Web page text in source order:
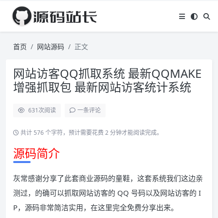
首页 网站源码 正文
网站访客QQ抓取系统 最新QQMAKE
增强抓取包 最新网站访客统计系统
631次阅读 一条评论
共计 576 个字符，预计需要花费 2 分钟才能阅读完成。
源码简介
灰常感谢分享了此套商业源码的童鞋，这套系统我们这边亲
测过，的确可以抓取网站访客的 QQ 号码以及网站访客的 I
P，源码非常简洁实用，在这里完全免费分享出来。